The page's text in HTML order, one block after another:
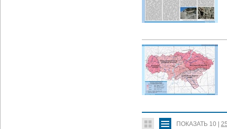
ПОКАЗАТЬ 10